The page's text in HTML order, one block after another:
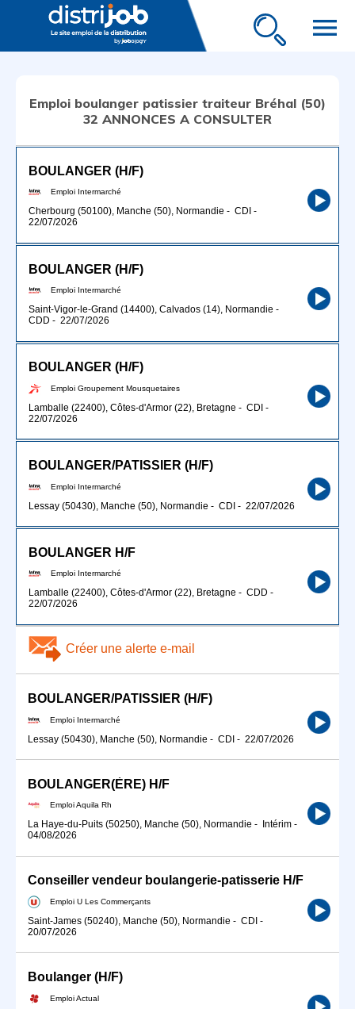
menu
Emploi boulanger patissier traiteur Bréhal (50)
32 ANNONCES A CONSULTER
BOULANGER (H/F)
Emploi Intermarché
Cherbourg (50100), Manche (50), Normandie - CDI -
22/07/2026
BOULANGER (H/F)
Emploi Intermarché
Saint-Vigor-le-Grand (14400), Calvados (14), Normandie -
CDD - 22/07/2026
BOULANGER (H/F)
Emploi Groupement Mousquetaires
Lamballe (22400), Côtes-d'Armor (22), Bretagne - CDI -
22/07/2026
BOULANGER/PATISSIER (H/F)
Emploi Intermarché
Lessay (50430), Manche (50), Normandie - CDI - 22/07/2026
BOULANGER H/F
Emploi Intermarché
Lamballe (22400), Côtes-d'Armor (22), Bretagne - CDD -
22/07/2026
Créer une alerte e-mail
BOULANGER/PATISSIER (H/F)
Emploi Intermarché
Lessay (50430), Manche (50), Normandie - CDI - 22/07/2026
BOULANGER(ÈRE) H/F
Emploi Aquila Rh
La Haye-du-Puits (50250), Manche (50), Normandie - Intérim -
04/08/2026
Conseiller vendeur boulangerie-patisserie H/F
Emploi U Les Commerçants
Saint-James (50240), Manche (50), Normandie - CDI -
20/07/2026
Boulanger (H/F)
Emploi Actual